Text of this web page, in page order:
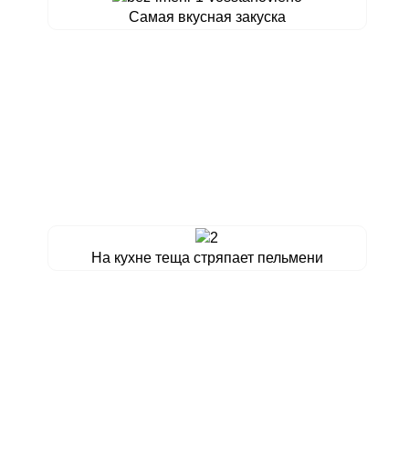
Самая вкусная закуска
На кухне теща стряпает пельмени